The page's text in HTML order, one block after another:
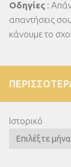
Οδηγίες :
απαντήσεις
κάνουμε το
Ιστορικό